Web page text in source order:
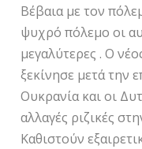
Βέβαια με τον
ψυχρό πόλεμο οι
μεγαλύτερες . Ο
ξεκίνησε μετά την
Ουκρανία και οι
αλλαγές ριζικές
Καθιστούν